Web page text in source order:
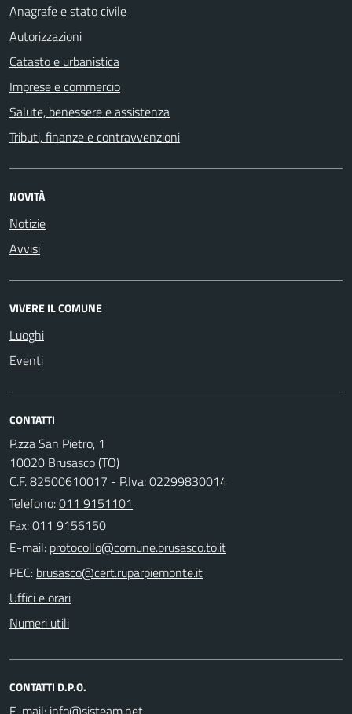
Anagrafe e stato civile
Autorizzazioni
Catasto e urbanistica
Imprese e commercio
Salute, benessere e assistenza
Tributi, finanze e contravvenzioni
NOVITÀ
Notizie
Avvisi
VIVERE IL COMUNE
Luoghi
Eventi
CONTATTI
P.zza San Pietro, 1
10020 Brusasco (TO)
C.F. 82500610017 - P.Iva: 02299830014
Telefono:011 9151101
Fax: 011 9156150
E-mail:
PEC:
Uffici e orari
Numeri utili
CONTATTI D.P.O.